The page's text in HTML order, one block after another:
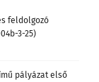
feldolgozó
3-25)
pályázat első